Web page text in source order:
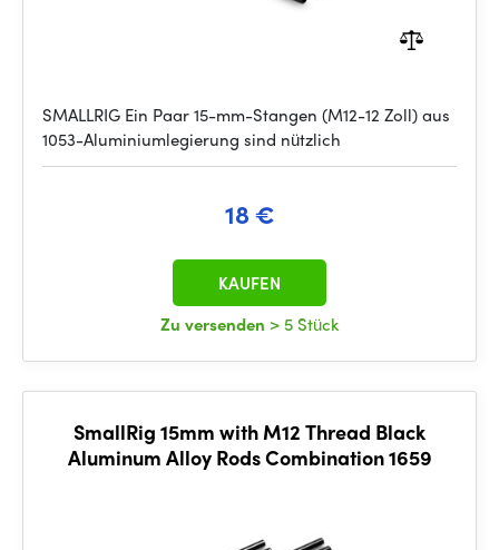
SMALLRIG Ein Paar 15-mm-Stangen (M12-12 Zoll) aus
1053-Aluminiumlegierung sind nützlich
18 €
Zu versenden > 5 Stück
KAUFEN
SmallRig 15mm with M12 Thread Black
Aluminum Alloy Rods Combination 1659